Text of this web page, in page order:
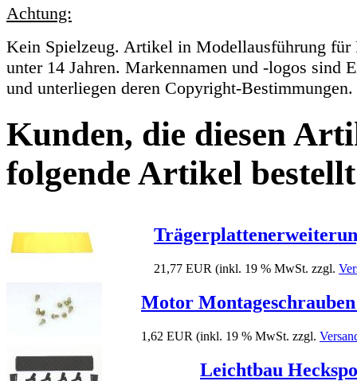
Achtung:
Kein Spielzeug. Artikel in Modellausführung für
unter 14 Jahren. Markennamen und -logos sind
und unterliegen deren Copyright-
Kunden, die diesen
folgende Artikel
21,77 EUR (inkl. 19 % MwSt. zzgl.
Motor
1,62 EUR (inkl. 19 % MwSt. zzgl.
Leichtbau